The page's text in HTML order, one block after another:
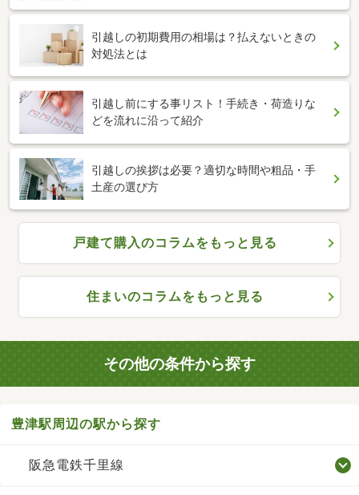
引越しの初期費用の相場は？払えないときの
対処法とは
引越し前にする事リスト！手続き・荷造りな
どを流れに沿って紹介
引越しの挨拶は必要？適切な時間や粗品・手
土産の選び方
戸建て購入のコラムをもっと見る
住まいのコラムをもっと見る
その他の条件から探す
豊津駅周辺の駅から探す
阪急電鉄千里線